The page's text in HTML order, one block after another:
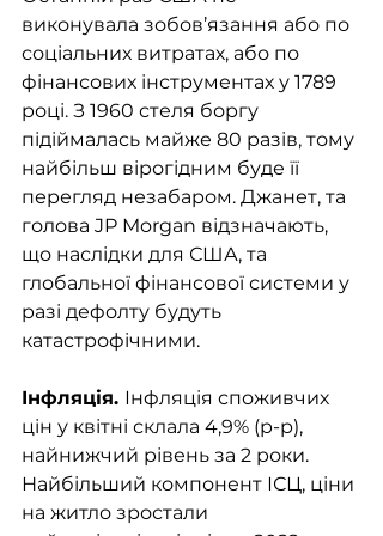
виконувала зобов’язання або по
соціальних витратах, або по
фінансових інструментах у 1789
році. З 1960 стеля боргу
підіймалась майже 80 разів, тому
найбільш вірогідним буде її
перегляд незабаром. Джанет, та
голова JP Morgan відзначають,
що наслідки для США, та
глобальної фінансової системи у
разі дефолту будуть
катастрофічними.
Інфляція. Інфляція споживчих
цін у квітні склала 4,9% (р-р),
найнижчий рівень за 2 роки.
Найбільший компонент ІСЦ, ціни
на житло зростали